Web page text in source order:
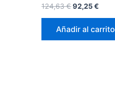
124,63€92,25€
Añadir al carrito